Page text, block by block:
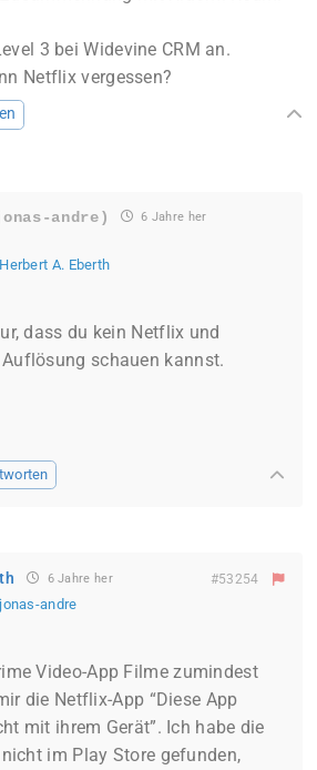
3 bei Widevine CRM an.
Netflix vergessen?
andre) 6 Jahre her
Herbert A. Eberth
dass du kein Netflix und
schauen kannst.
6 Jahre her #53254
jonas-andre
Video-App Filme zumindest
die Netflix-App “Diese App
mit ihrem Gerät”. Ich habe die
im Play Store gefunden,